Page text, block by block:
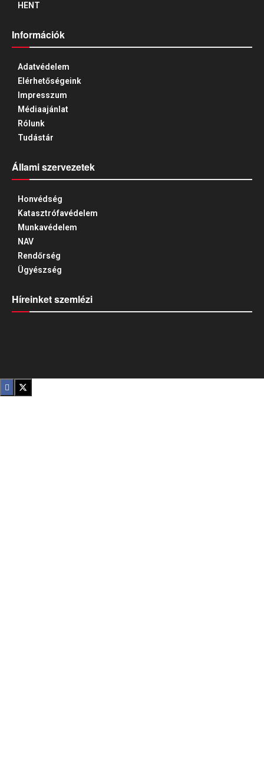
HENT
Információk
Adatvédelem
Elérhetőségeink
Impresszum
Médiaajánlat
Rólunk
Tudástár
Állami szervezetek
Honvédség
Katasztrófavédelem
Munkavédelem
NAV
Rendőrség
Ügyészség
Híreinket szemlézi